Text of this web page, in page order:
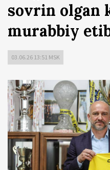
sovrin olgan
murabbiy
03.06.26 13:51 MSK